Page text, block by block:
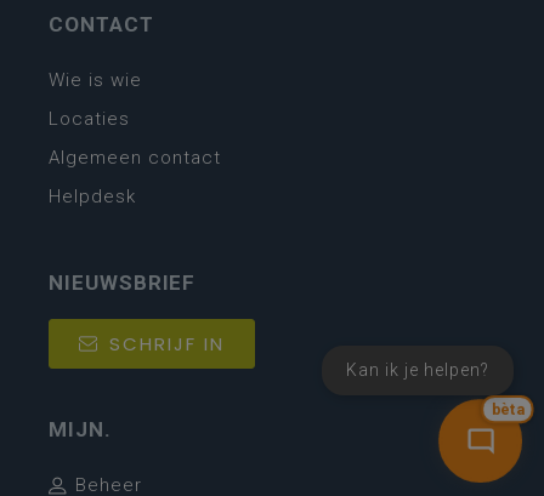
bèta
Kan ik je helpen?
CONTACT
Wie is wie
Locaties
Algemeen contact
Helpdesk
NIEUWSBRIEF
SCHRIJF IN
MIJN.
Beheer